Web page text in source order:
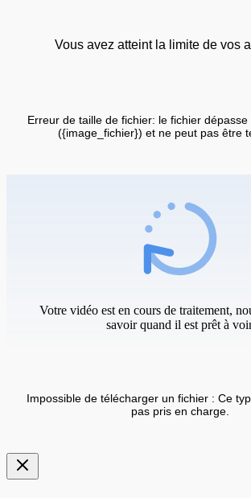
Vous avez atteint la limite de vos
Erreur de taille de fichier: le fichier
({image_fichier}) et ne peut pas être
Votre vidéo est en cours de traitement,
savoir quand il est prêt à
Impossible de télécharger un fichier : Ce
pas pris en charge.